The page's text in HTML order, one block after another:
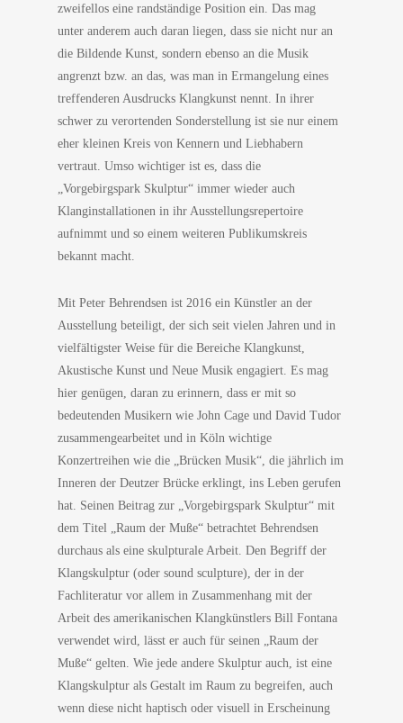
zweifellos eine randständige Position ein. Das mag
unter anderem auch daran liegen, dass sie nicht nur an
die Bildende Kunst, sondern ebenso an die Musik
angrenzt bzw. an das, was man in Ermangelung eines
treffenderen Ausdrucks Klangkunst nennt. In ihrer
schwer zu verortenden Sonderstellung ist sie nur einem
eher kleinen Kreis von Kennern und Liebhabern
vertraut. Umso wichtiger ist es, dass die
„Vorgebirgspark Skulptur“ immer wieder auch
Klanginstallationen in ihr Ausstellungsrepertoire
aufnimmt und so einem weiteren Publikumskreis
bekannt macht.
Mit Peter Behrendsen ist 2016 ein Künstler an der
Ausstellung beteiligt, der sich seit vielen Jahren und in
vielfältigster Weise für die Bereiche Klangkunst,
Akustische Kunst und Neue Musik engagiert. Es mag
hier genügen, daran zu erinnern, dass er mit so
bedeutenden Musikern wie John Cage und David Tudor
zusammengearbeitet und in Köln wichtige
Konzertreihen wie die „Brücken Musik“, die jährlich im
Inneren der Deutzer Brücke erklingt, ins Leben gerufen
hat. Seinen Beitrag zur „Vorgebirgspark Skulptur“ mit
dem Titel „Raum der Muße“ betrachtet Behrendsen
durchaus als eine skulpturale Arbeit. Den Begriff der
Klangskulptur (oder sound sculpture), der in der
Fachliteratur vor allem in Zusammenhang mit der
Arbeit des amerikanischen Klangkünstlers Bill Fontana
verwendet wird, lässt er auch für seinen „Raum der
Muße“ gelten. Wie jede andere Skulptur auch, ist eine
Klangskulptur als Gestalt im Raum zu begreifen, auch
wenn diese nicht haptisch oder visuell in Erscheinung